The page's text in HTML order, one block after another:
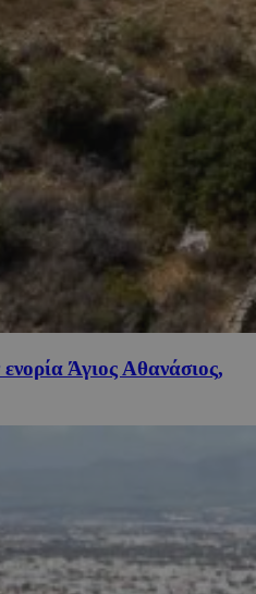
Άγιος Αθανάσιος,